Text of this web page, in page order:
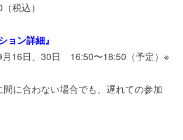
税込）
ョン詳細』
月16日、30日 16:50〜18:50（予定）※
に合わない場合でも、遅れての参加